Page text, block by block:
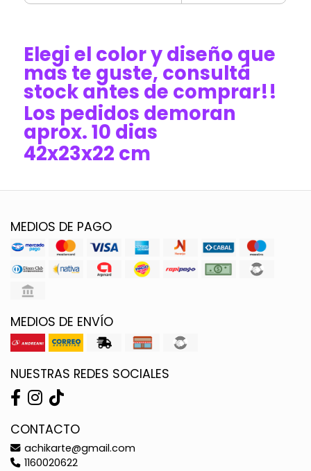
Elegi el color y diseño que
mas te guste, consultá
stock antes de comprar!!
Los pedidos demoran
aprox. 10 dias
42x23x22 cm
MEDIOS DE PAGO
MEDIOS DE ENVÍO
NUESTRAS REDES SOCIALES
CONTACTO
achikarte@gmail.com
1160020622